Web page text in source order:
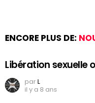
ENCORE PLUS DE:
Libération sexuelle
parL
il y a 8 ans